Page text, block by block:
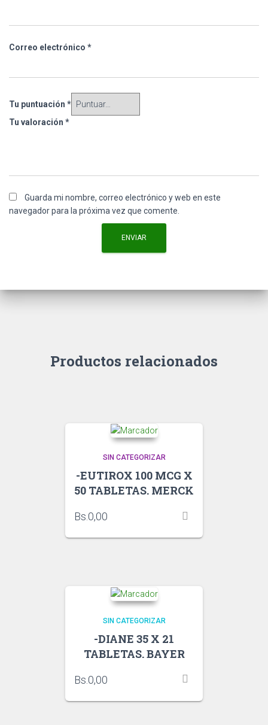
Correo electrónico *
Tu puntuación *
Tu valoración *
Guarda mi nombre, correo electrónico y web en este
navegador para la próxima vez que comente.
Productos relacionados
SIN CATEGORIZAR
-EUTIROX 100 MCG X
50 TABLETAS. MERCK
Bs.0,00
SIN CATEGORIZAR
-DIANE 35 X 21
TABLETAS. BAYER
Bs. 0,00